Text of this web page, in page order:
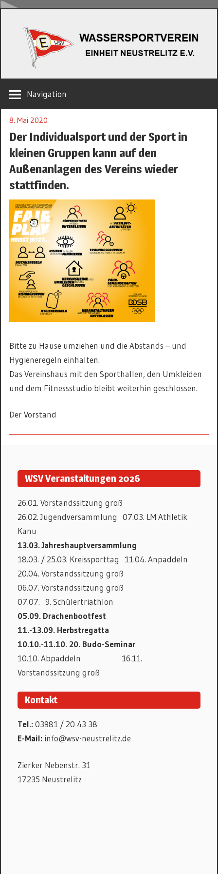
springen
NEUSTRELITZ
E.V.
Navigation
8. Mai 2020
Der Individualsport und der Sport in
kleinen Gruppen kann auf den
Außenanlagen des Vereins wieder
stattfinden.
Bitte zu Hause umziehen und die Abstands – und
Hygieneregeln einhalten.
Das Vereinshaus mit den Sporthallen, den Umkleiden
und dem Fitnessstudio bleibt weiterhin geschlossen.
Der Vorstand
WSV Veranstaltungen 2026
26.01. Vorstandssitzung groß
26.02. Jugendversammlung 07.03. LM Athletik
Kanu
13.03. Jahreshauptversammlung
18.03. / 25.03. Kreissporttag 11.04. Anpaddeln
20.04. Vorstandssitzung groß
06.07. Vorstandssitzung groß
07.07. 9. Schülertriathlon
05.09. Drachenbootfest
11.-13.09. Herbstregatta
10.10.-11.10. 20. Budo-Seminar
10.10. Abpaddeln 16.11.
Vorstandssitzung groß
Kontakt
Tel.:03981 / 20 43 38
E-Mail: info@wsv-neustrelitz.de
Zierker Nebenstr. 31
17235 Neustrelitz